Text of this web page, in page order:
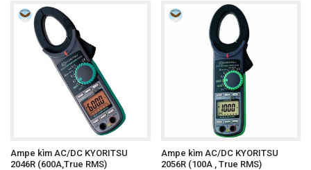
Ampe kìm AC/DC KYORITSU
2046R (600A,True RMS)
Ampe kìm AC/DC KYORITSU
2056R (100A , True RMS)